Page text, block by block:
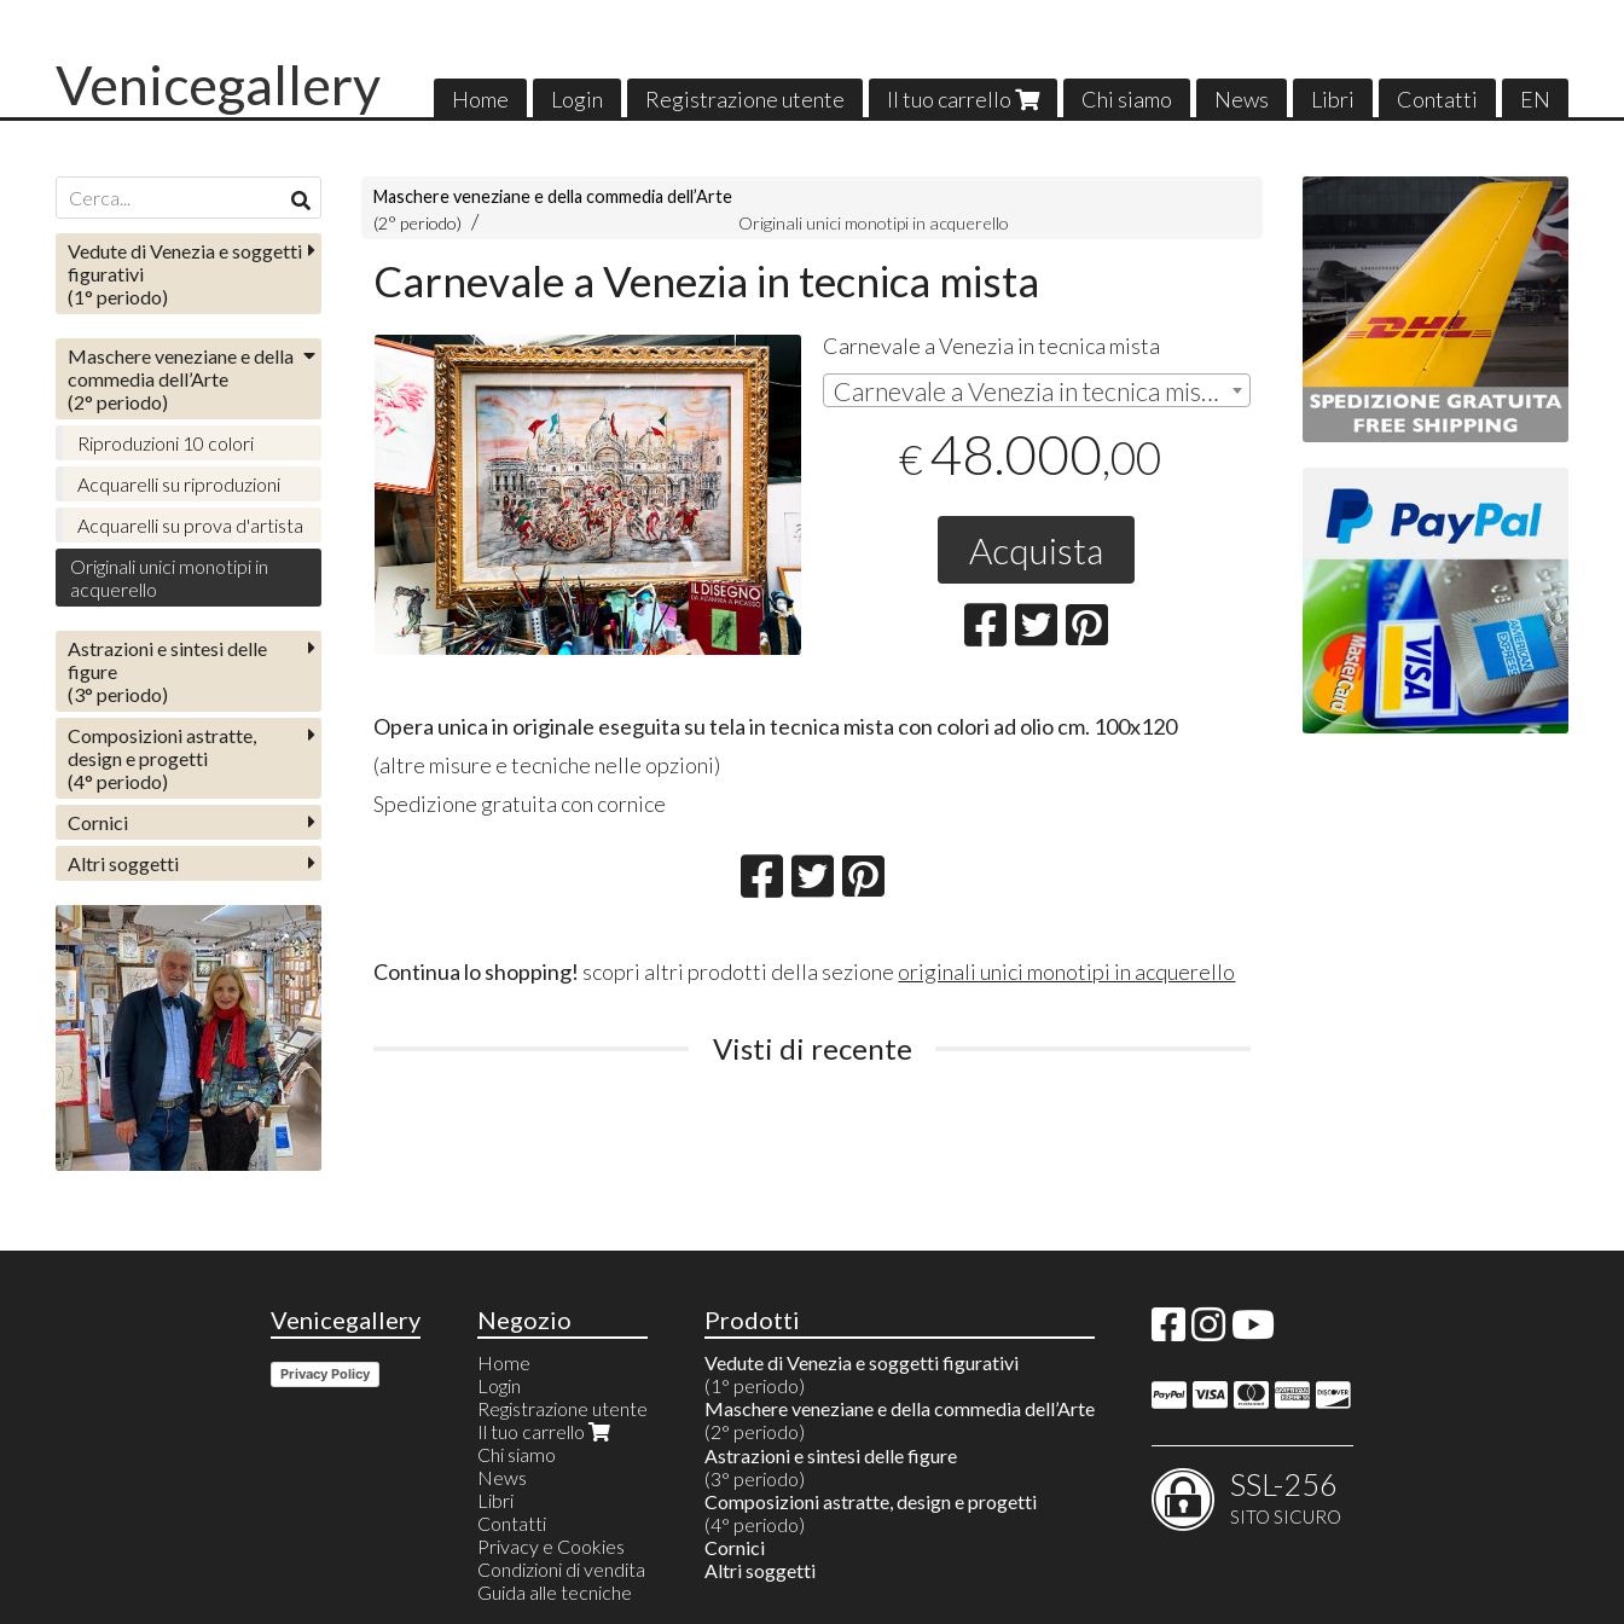
Home Login Registrazione utente Il tuo carrello Chi siamo News Libri Contatti EN
Venicegallery
Maschere veneziane e della commedia dell’Arte
(2° periodo)
Originali unici monotipi in acquerello
Carnevale a Venezia in tecnica mista
Carnevale a Venezia in tecnica mista
Carnevale a Venezia in tecnica mista su tela cm.100x120 | € 48.000,00
€48.000,00
Acquista
Opera unica in originale eseguita su tela in tecnica mista con colori ad olio cm. 100x120
(altre misure e tecniche nelle opzioni)
Spedizione gratuita con cornice
Continua lo shopping! scopri altri prodotti della sezione originali unici monotipi in acquerello
Visti di recente
Vedute di Venezia e soggetti
figurativi
(1° periodo)
Maschere veneziane e della
commedia dell’Arte
(2° periodo)
Riproduzioni 10 colori
Acquarelli su riproduzioni
Acquarelli su prova d'artista
Originali unici monotipi in
acquerello
Astrazioni e sintesi delle
figure
(3° periodo)
Composizioni astratte,
design e progetti
(4° periodo)
Cornici
Altri soggetti
Venicegallery
Privacy Policy
Negozio
Home
Login
Registrazione utente
Il tuo carrello
Chi siamo
News
Libri
Contatti
Privacy e Cookies
Condizioni di vendita
Guida alle tecniche
Prodotti
Vedute di Venezia e soggetti figurativi
(1° periodo)
Maschere veneziane e della commedia dell’Arte
(2° periodo)
Riproduzioni 10 colori
Acquarelli su riproduzioni
Acquarelli su prova d'artista
Originali unici monotipi in acquerello
Astrazioni e sintesi delle figure
(3° periodo)
Composizioni astratte, design e progetti
(4° periodo)
Cornici
Altri soggetti
SSL-256
SITO SICURO